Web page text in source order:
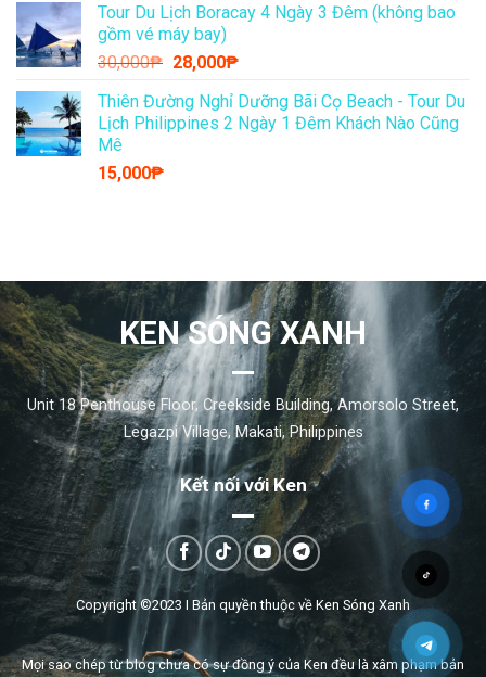
là:
36,000₱.
tại
34,000₱.
Tour Du Lịch Boracay 4 Ngày 3 Đêm (không bao
gồm vé máy bay)
30,000₱ Giá
là:
30,000₱.
28,000₱Giá
tại
là:
Thiên Đường Nghỉ Dưỡng Bãi Cọ Beach - Tour Du
Lịch Philippines 2 Ngày 1 Đêm Khách Nào Cũng
Mê
15,000₱
KEN SÓNG XANH
Unit 18 Penthouse Floor, Creekside Building, Amorsolo Street,
Legazpi Village, Makati, Philippines
Kết nối với Ken
Copyright ©2023 I Bản quyền thuộc về Ken Sóng Xanh
Mọi sao chép từ blog chưa có sự đồng ý của Ken đều là xâm phạm bản